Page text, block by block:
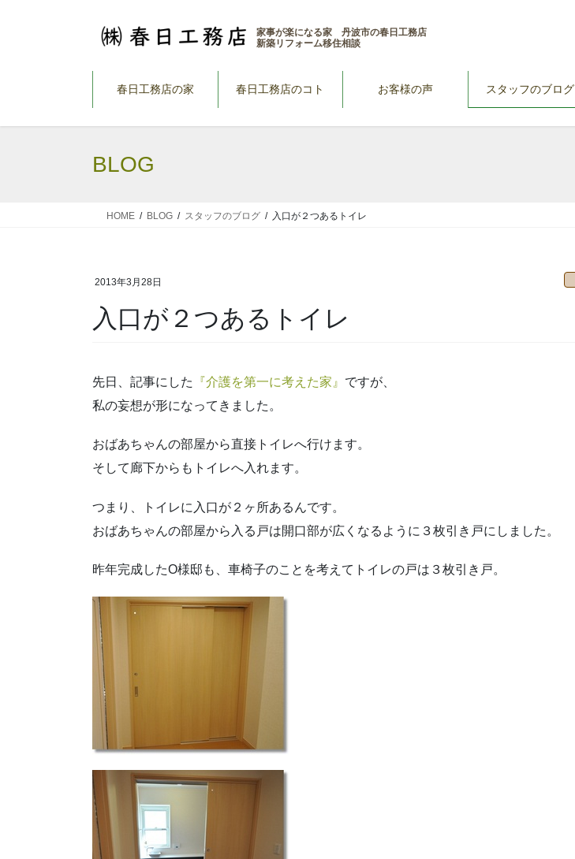
家事が楽になる家 丹波市の春日工務店
新築リフォーム移住相談
春日工務店の家 春日工務店のコト お客様の声 スタッフのブログ
BLOG
HOME BLOG スタッフのブログ 入口が２つあるトイレ
2013年3月28日
入口が２つあるトイレ
先日、記事にした 『介護を第一に考えた家』 ですが、
私の妄想が形になってきました。
おばあちゃんの部屋から直接トイレへ行けます。
そして廊下からもトイレへ入れます。
つまり、トイレに入口が２ヶ所あるんです。
おばあちゃんの部屋から入る戸は開口部が広くなるように３枚引き戸にしました。
昨年完成したO様邸も、車椅子のことを考えてトイレの戸は３枚引き戸。